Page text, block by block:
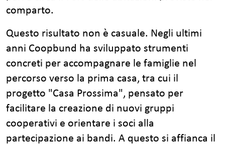
comparto.
Questo risultato non è casuale. Negli ultimi
anni Coopbund ha sviluppato strumenti
concreti per accompagnare le famiglie nel
percorso verso la prima casa, tra cui il
progetto "Casa Prossima", pensato per
facilitare la creazione di nuovi gruppi
cooperativi e orientare i soci alla
partecipazione ai bandi. A questo si affianca il